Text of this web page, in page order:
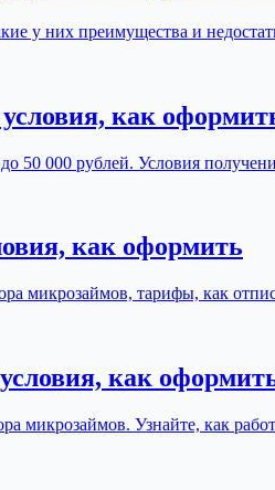
у них преимущества и
как
50 000 рублей. Условия
как оформить
микрозаймов, тарифы, как
как
микрозаймов. Узнайте, как